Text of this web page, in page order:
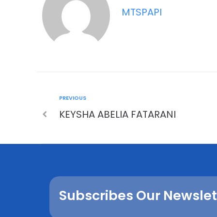
MTSPAPI
PREVIOUS
KEYSHA ABELIA FATARANI
Subscribes Our